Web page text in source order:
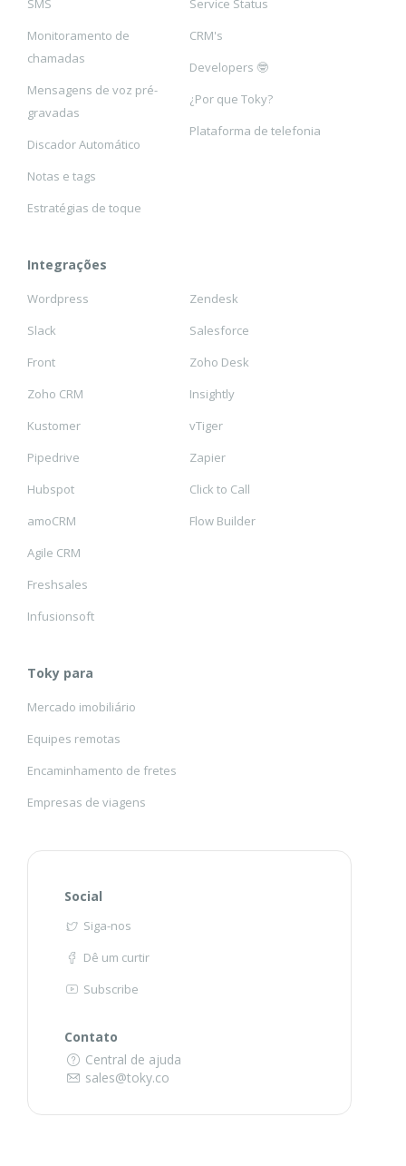
SMS
Monitoramento de
chamadas
Mensagens de voz pré-
gravadas
Discador Automático
Notas e tags
Estratégias de toque
Service Status
CRM's
Developers 🤓
¿Por que Toky?
Plataforma de telefonia
Integrações
Wordpress
Slack
Front
Zoho CRM
Kustomer
Pipedrive
Hubspot
amoCRM
Agile CRM
Freshsales
Infusionsoft
Zendesk
Salesforce
Zoho Desk
Insightly
vTiger
Zapier
Click to Call
Flow Builder
Toky para
Mercado imobiliário
Equipes remotas
Encaminhamento de fretes
Empresas de viagens
Social
Siga-nos
Dê um curtir
Subscribe
Contato
Central de ajuda
sales@toky.co